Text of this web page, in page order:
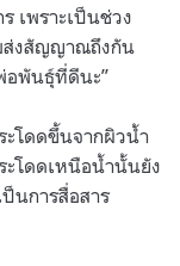
เพราะเป็นช่วง
ส่งสัญญาณถึงกัน
อพันธุ์ที่ดีนะ”
โดดขึ้นจากผิวน้ำ
ะโดดเหนือน้ำนั้นยัง
นการสื่อสาร